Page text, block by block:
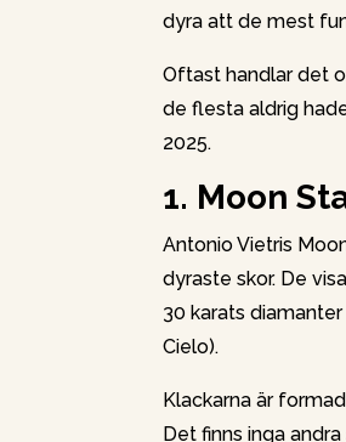
dyra att de mest
Oftast handlar det
de flesta aldrig
2025.
1. Moon
Antonio Vietris
dyraste skor. De
30 karats
Cielo).
Klackarna är
Det finns inga